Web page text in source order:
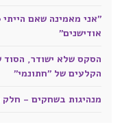
אודישנים"
הסקס שלא ישודר, הסוד
הקלעים של "חתונמי"
מנהיגות בשחקים - חלק